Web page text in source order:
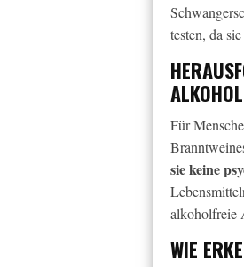
testen, da
Für
sie keine
alkoholfreie
WIE